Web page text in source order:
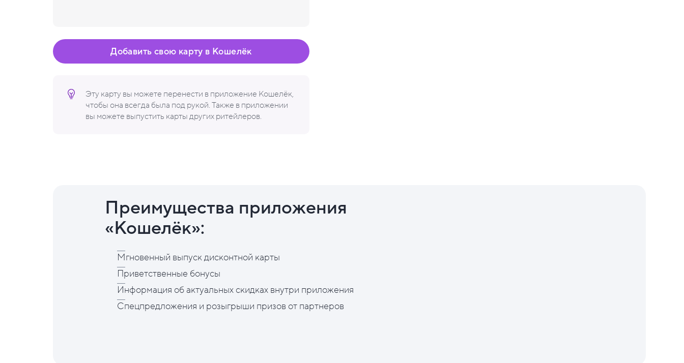
Эту карту вы можете перенести в приложение Кошелёк,
чтобы она всегда была под рукой. Также в приложении
вы можете выпустить карты других ритейлеров.
Добавить свою карту в Кошелёк
Преимущества приложения
«Кошелёк»:
Мгновенный выпуск дисконтной карты
Приветственные бонусы
Информация об актуальных скидках внутри приложения
Спецпредложения и розыгрыши призов от партнеров